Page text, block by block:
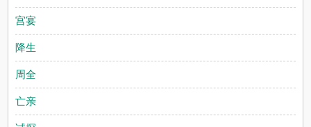
宫宴
降生
周全
亡亲